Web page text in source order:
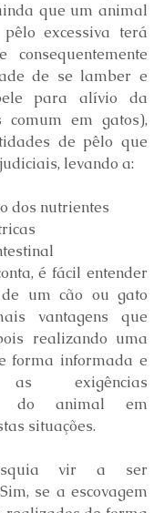
que um animal
excessiva terá
de se lamber e
para alívio da
comum em gatos),
de pêlo que
levando a:
dos nutrientes
é fácil entender
um cão ou gato
vantagens que
realizando uma
forma informada e
as exigências
do animal em
situações.
vir a ser
se a escovagem